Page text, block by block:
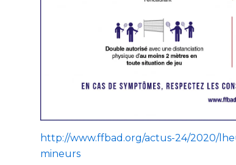
http://www.ffbad.org/actus-24/2020/
mineurs